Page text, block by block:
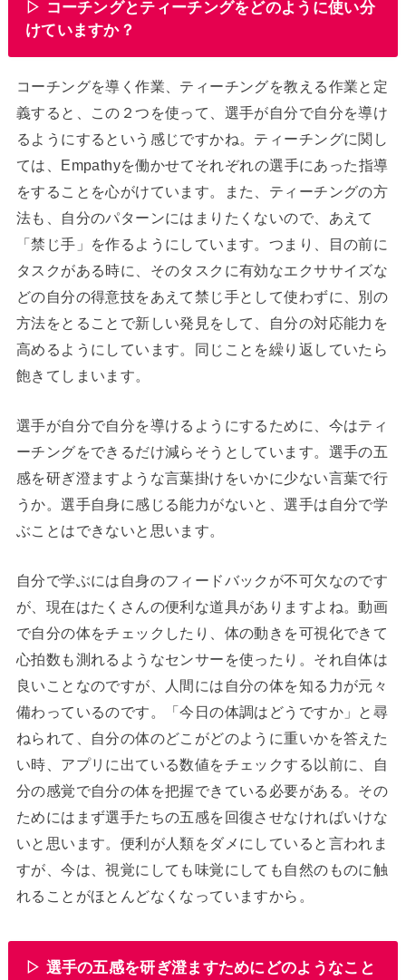
▷ コーチングとティーチングをどのように使い分
けていますか？
コーチングを導く作業、ティーチングを教える作業と定
義すると、この２つを使って、選手が自分で自分を導け
るようにするという感じですかね。ティーチングに関し
ては、Empathyを働かせてそれぞれの選手にあった指導
をすることを心がけています。また、ティーチングの方
法も、自分のパターンにはまりたくないので、あえて
「禁じ手」を作るようにしています。つまり、目の前に
タスクがある時に、そのタスクに有効なエクササイズな
どの自分の得意技をあえて禁じ手として使わずに、別の
方法をとることで新しい発見をして、自分の対応能力を
高めるようにしています。同じことを繰り返していたら
飽きてしまいます。
選手が自分で自分を導けるようにするために、今はティ
ーチングをできるだけ減らそうとしています。選手の五
感を研ぎ澄ますような言葉掛けをいかに少ない言葉で行
うか。選手自身に感じる能力がないと、選手は自分で学
ぶことはできないと思います。
自分で学ぶには自身のフィードバックが不可欠なのです
が、現在はたくさんの便利な道具がありますよね。動画
で自分の体をチェックしたり、体の動きを可視化できて
心拍数も測れるようなセンサーを使ったり。それ自体は
良いことなのですが、人間には自分の体を知る力が元々
備わっているのです。「今日の体調はどうですか」と尋
ねられて、自分の体のどこがどのように重いかを答えた
い時、アプリに出ている数値をチェックする以前に、自
分の感覚で自分の体を把握できている必要がある。その
ためにはまず選手たちの五感を回復させなければいけな
いと思います。便利が人類をダメにしていると言われま
すが、今は、視覚にしても味覚にしても自然のものに触
れることがほとんどなくなっていますから。
▷ 選手の五感を研ぎ澄ますためにどのようなこと